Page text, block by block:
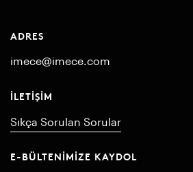
ADRES
imece@imece.com
İLETIŞIM
Sıkça Sorulan Sorular
E-BÜLTENIMIZE KAYDOL